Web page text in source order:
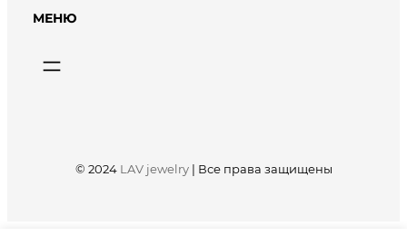
МЕНЮ
© 2024 LAV jewelry| Все права защищены